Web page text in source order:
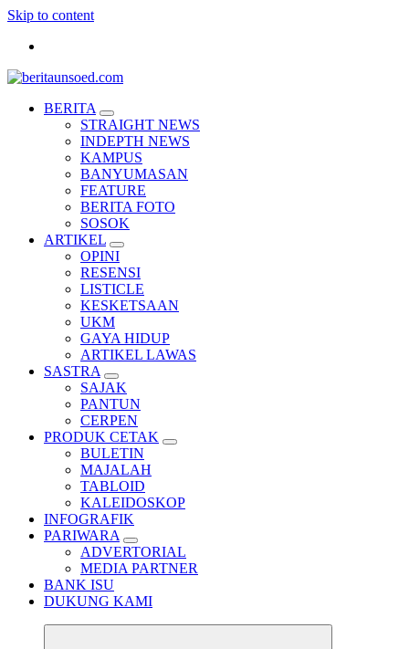
Skip to content
Pemandu Wawasan Almamater
BERITA
STRAIGHT NEWS
INDEPTH NEWS
KAMPUS
BANYUMASAN
FEATURE
BERITA FOTO
SOSOK
ARTIKEL
OPINI
RESENSI
LISTICLE
KESKETSAAN
UKM
GAYA HIDUP
ARTIKEL LAWAS
SASTRA
SAJAK
PANTUN
CERPEN
PRODUK CETAK
BULETIN
MAJALAH
TABLOID
KALEIDOSKOP
INFOGRAFIK
PARIWARA
ADVERTORIAL
MEDIA PARTNER
BANK ISU
DUKUNG KAMI